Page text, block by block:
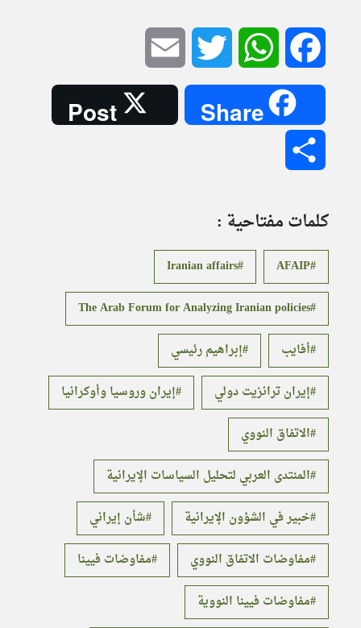
Facebook
WhatsApp
Twitter
Share
Post
كلمات مفتاحية :
AFAIP
Iranian affairs
The Arab Forum for Analyzing Iranian policies
أفايب
إبراهيم رئيسي
إيران ترانزيت دولي
إيران وروسيا وأوكرانيا
الاتفاق النووي
المنتدى العربي لتحليل السياسات الإيرانية
خبير في الشؤون الإيرانية
شأن إيراني
مفاوضات الاتفاق النووي
مفاوضات فيينا
مفاوضات فيينا النووية